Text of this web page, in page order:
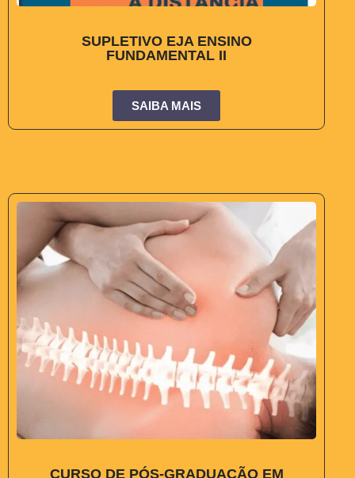
SUPLETIVO EJA ENSINO
FUNDAMENTAL II
SAIBA MAIS
CURSO DE PÓS-GRADUAÇÃO EM